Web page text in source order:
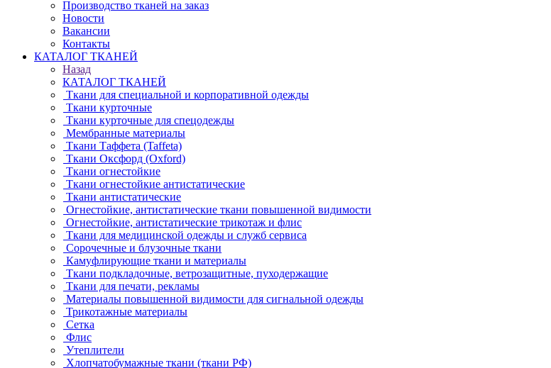
Производство тканей на заказ
Новости
Вакансии
Контакты
КАТАЛОГ ТКАНЕЙ
Назад
КАТАЛОГ ТКАНЕЙ
Ткани для специальной и корпоративной одежды
Ткани курточные
Ткани курточные для спецодежды
Мембранные материалы
Ткани Таффета (Taffeta)
Ткани Оксфорд (Oxford)
Ткани огнестойкие
Ткани огнестойкие антистатические
Ткани антистатические
Огнестойкие, антистатические ткани повышенной видимости
Огнестойкие, антистатические трикотаж и флис
Ткани для медицинской одежды и служб сервиса
Сорочечные и блузочные ткани
Камуфлирующие ткани и материалы
Ткани подкладочные, ветрозащитные, пуходержащие
Ткани для печати, рекламы
Материалы повышенной видимости для сигнальной одежды
Трикотажные материалы
Сетка
Флис
Утеплители
Хлопчатобумажные ткани (ткани РФ)